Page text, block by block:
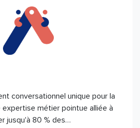
conversationnel unique pour la
expertise métier pointue alliée à
jusqu'à 80 % des…